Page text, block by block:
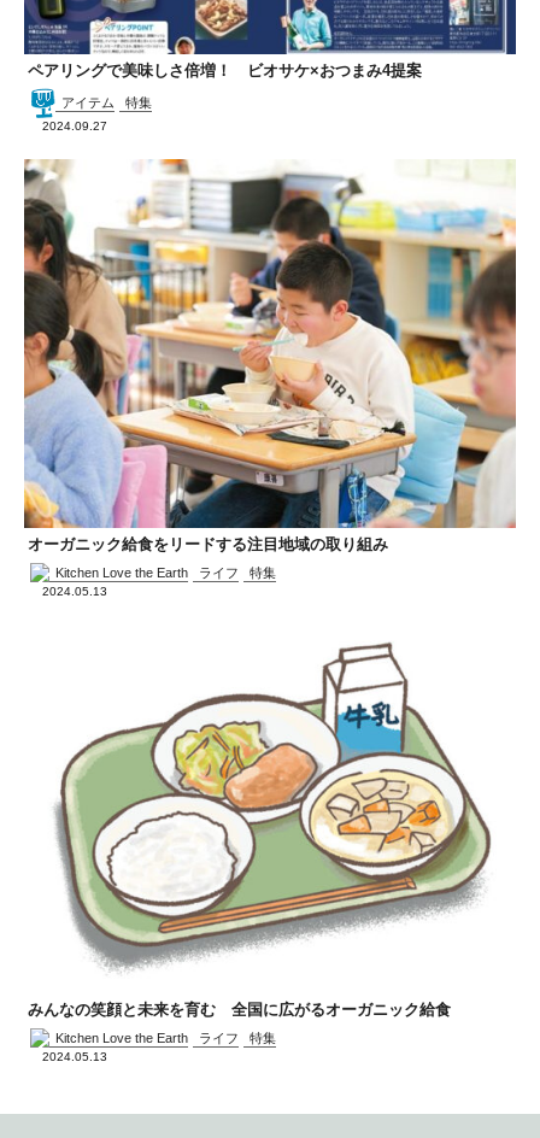
ペアリングで美味しさ倍増！ ビオサケ×おつまみ4提案
アイテム 特集
2024.09.27
オーガニック給食をリードする注目地域の取り組み
Kitchen Love the Earth ライフ 特集
2024.05.13
みんなの笑顔と未来を育む 全国に広がるオーガニック給食
Kitchen Love the Earth ライフ 特集
2024.05.13